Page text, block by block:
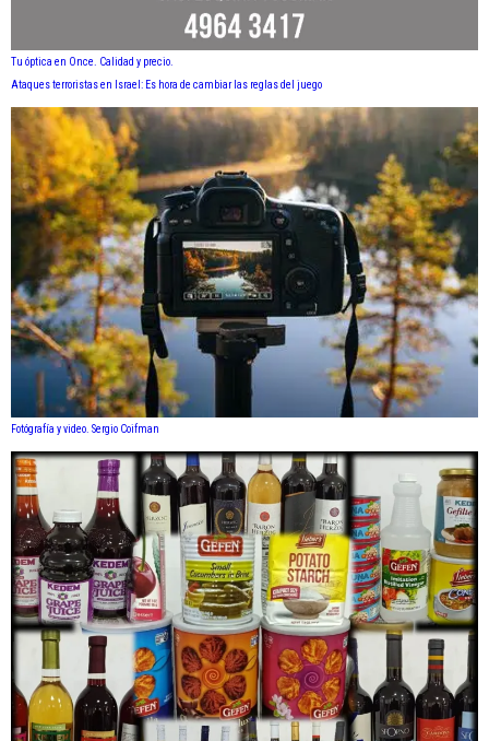
Tu óptica en Once. Calidad y precio.
Ataques terroristas en Israel: Es hora de cambiar las reglas del juego
Fotógrafía y video. Sergio Coifman